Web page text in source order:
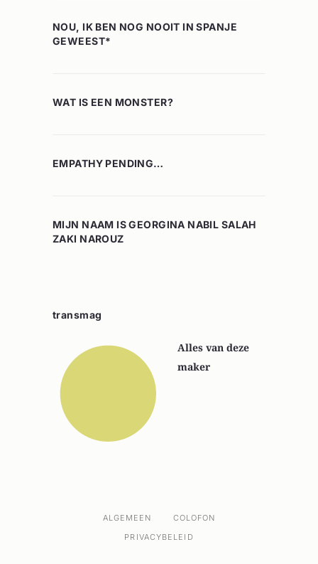
NOU, IK BEN NOG NOOIT IN SPANJE
GEWEEST*
WAT IS EEN MONSTER?
EMPATHY PENDING…
MIJN NAAM IS GEORGINA NABIL SALAH
ZAKI NAROUZ
transmag
Alles van deze
maker
ALGEMEEN
COLOFON
PRIVACYBELEID